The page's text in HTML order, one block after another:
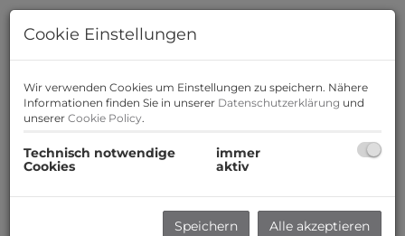
Zur Vermietung gelangen acht schlüsselfertige
unvergleichbarem Weitblick über den Schneeberg bis
über die umliegenden Weinberge!
Cookie Einstellungen
Wir verwenden Cookies um Einstellungen zu speichern. Nähere
Informationen finden Sie in unserer Datenschutzerklärung und
unserer Cookie Policy.
Technisch notwendige
Cookies
immer
aktiv
Speichern Alle akzeptieren